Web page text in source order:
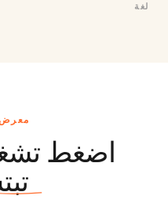
لغة
معرض
اضغط